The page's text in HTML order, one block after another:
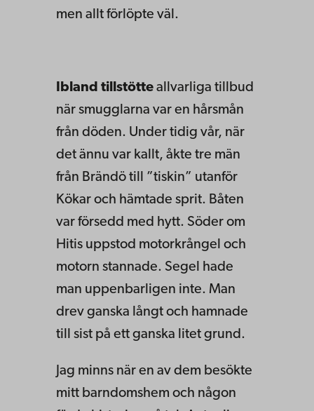
men allt förlöpte väl.
Ibland tillstötte allvarliga tillbud
när smugglarna var en hårsmån
från döden. Under tidig vår, när
det ännu var kallt, åkte tre män
från Brändö till ”tiskin” utanför
Kökar och hämtade sprit. Båten
var försedd med hytt. Söder om
Hitis uppstod motorkrångel och
motorn stannade. Segel hade
man uppenbarligen inte. Man
drev ganska långt och hamnade
till sist på ett ganska litet grund.
Jag minns när en av dem besökte
mitt barndomshem och någon